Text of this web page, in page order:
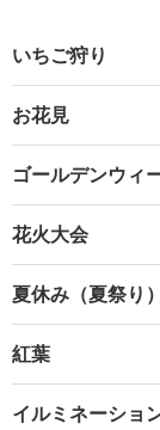
いちご狩り
お花見
ゴールデンウィ
花火大会
夏休み（夏祭り）
紅葉
イルミネーショ